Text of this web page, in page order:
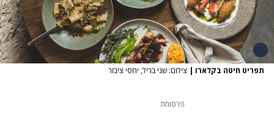
תפריט חיטה בקלארו | צילום: שני בריל, יחסי ציבור
פרסומת